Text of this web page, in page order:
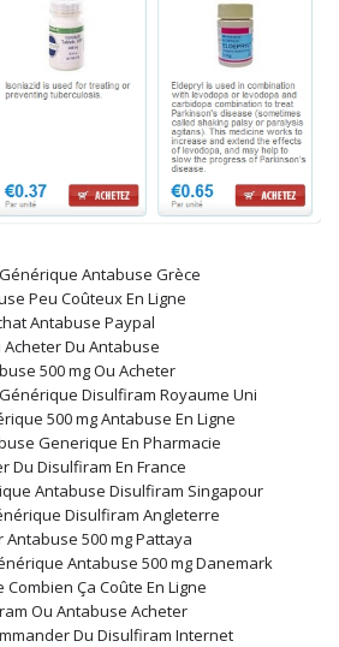
Antabuse Grèce
Peu Coûteux En Ligne
Antabuse Paypal
Acheter Du Antabuse
500 mg Ou Acheter
Disulfiram Royaume Uni
500 mg Antabuse En Ligne
Generique En Pharmacie
Du Disulfiram En France
Antabuse Disulfiram Singapour
Disulfiram Angleterre
Antabuse 500 mg Pattaya
Antabuse 500 mg Danemark
Ça Coûte En Ligne
Ou Antabuse Acheter
Du Disulfiram Internet